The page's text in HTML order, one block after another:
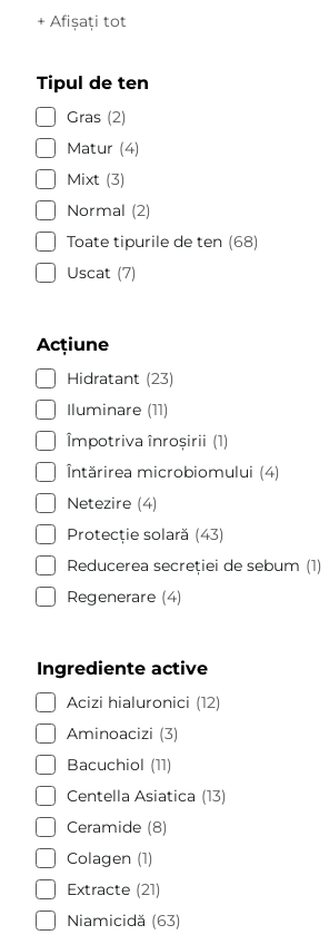
+ Afișați tot
Tipul de ten
Gras 2
Matur
4
Mixt
3
Normal
2
Toate tipurile de ten 68
Uscat
7
Acțiune
Hidratant
23
Iluminare 11
Împotriva înroșirii
1
Întărirea microbiomului
4
Netezire 4
Protecție solară
43
Reducerea secreției de sebum
1
Regenerare 4
Ingrediente active
Acizi hialuronici
12
Aminoacizi
3
Bacuchiol
11
Centella Asiatica
13
Ceramide 8
Colagen 1
Extracte 21
Niamicidă
63